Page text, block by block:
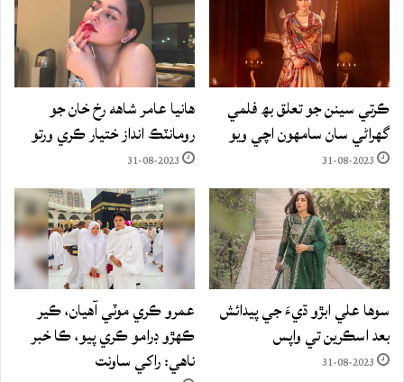
ڪرتي سينن جو تعلق بھ فلمي
گهراڻي سان سامهون اچي ويو
31-08-2023
هانيا عامر شاهه رخ خان جو
رومانٽڪ انداز ختيار ڪري ورتو
31-08-2023
سوها علي ابڙو ڌيءَ جي پيدائش
بعد اسڪرين تي واپس
31-08-2023
عمرو ڪري موٽي آهيان، ڪير
ڪهڙو ڊرامو ڪري پيو، ڪا خبر
ناهي: راکي ساونت